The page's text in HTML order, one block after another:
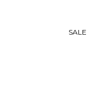
SALE